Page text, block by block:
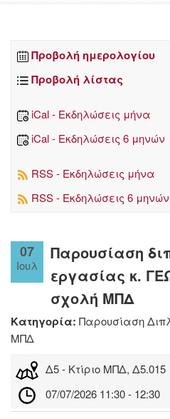
Προβολή ημερολογίου
Προβολή λίστας
iCal - Εκδηλώσεις μήνα
iCal - Εκδηλώσεις 6 μηνών
RSS - Εκδηλώσεις μήνα
RSS - Εκδηλώσεις 6 μηνών
07
Ιουλ
Παρουσίαση
εργασίας κ.
σχολή ΜΠΔ
Κατηγορία: Παρουσίαση
ΜΠΔ
Δ5 - Κτίριο ΜΠΔ, Δ5.015
07/07/2026 11:30 - 12:30